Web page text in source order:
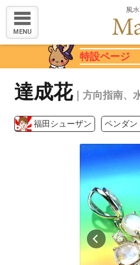
MENU
特設ページ
達成花｜方向指南、
福田シューザン ペンダン